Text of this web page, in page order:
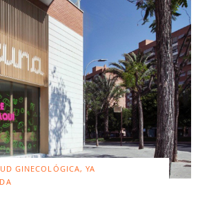
GINECOLÓGICA, YA